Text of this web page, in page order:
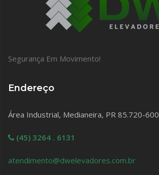
Segurança Em Movimento!
Endereço
Área Industrial, Medianeira, PR 85.720-600
(45) 3264 . 6131
atendimento@dwelevadores.com.br